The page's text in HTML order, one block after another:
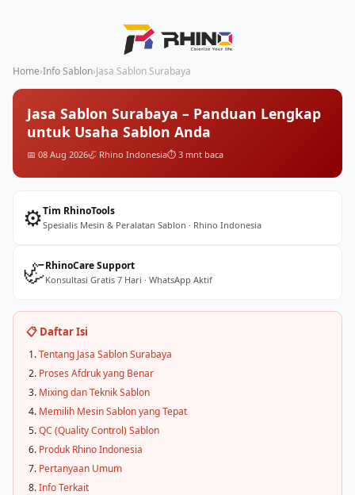
Home›Info Sablon›Jasa Sablon Surabaya
Jasa Sablon Surabaya – Panduan Lengkap
untuk Usaha Sablon Anda
📅 08 Aug 2026🦏 Rhino Indonesia⏱️ 3 mnt baca
⚙️Tim RhinoTools
Spesialis Mesin & Peralatan Sablon · Rhino Indonesia
🦏RhinoCare Support
Konsultasi Gratis 7 Hari · WhatsApp Aktif
📋 Daftar Isi
Tentang Jasa Sablon Surabaya
Proses Afdruk yang Benar
Mixing dan Teknik Sablon
Memilih Mesin Sablon yang Tepat
QC (Quality Control) Sablon
Produk Rhino Indonesia
Pertanyaan Umum
Info Terkait